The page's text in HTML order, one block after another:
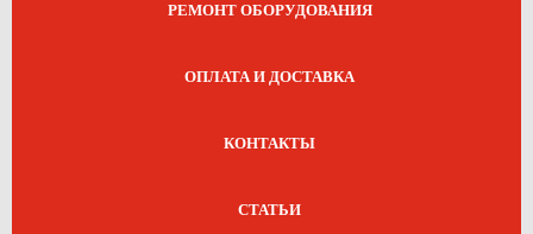
РЕМОНТ ОБОРУДОВАНИЯ
ОПЛАТА И ДОСТАВКА
КОНТАКТЫ
СТАТЬИ